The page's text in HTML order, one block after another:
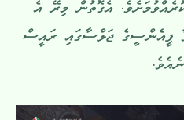
އެގޮތުން މިރޭ އެ
ޕީއެންސީގެ ޖަލްސާގައި ރައީސް